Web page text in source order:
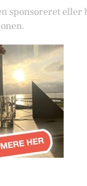
sponsoreret eller
Åbn opslaget